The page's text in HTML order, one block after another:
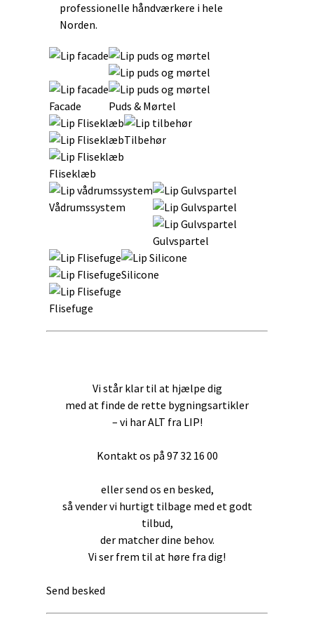
professionelle håndværkere i hele
Norden.
Facade Puds & Mørtel
Fliseklæb
Tilbehør
Vådrumssystem
Gulvspartel
Flisefuge
Silicone
Vi står klar til at hjælpe dig
med at finde de rette bygningsartikler
– vi har ALT fra LIP!
Kontakt os på 97 32 16 00
eller send os en besked,
så vender vi hurtigt tilbage med et godt
tilbud,
der matcher dine behov.
Vi ser frem til at høre fra dig!
Send besked